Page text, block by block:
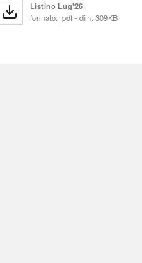
Listino Lug'26
formato: .pdf - dim: 309KB